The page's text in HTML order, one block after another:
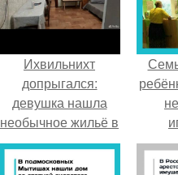
Ихвильнихт
допрыгался:
девушка нашла
необычное жильё в
Пятигорске.